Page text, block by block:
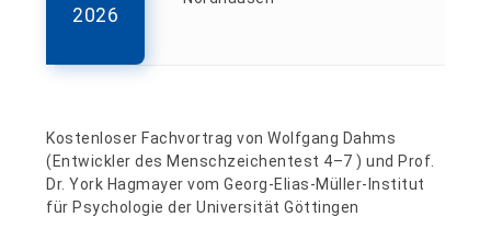
2026
Kostenloser Fachvortrag von Wolfgang Dahms
(Entwickler des Menschzeichentest 4–7 ) und Prof.
Dr. York Hagmayer vom Georg-Elias-Müller-Institut
für Psychologie der Universität Göttingen